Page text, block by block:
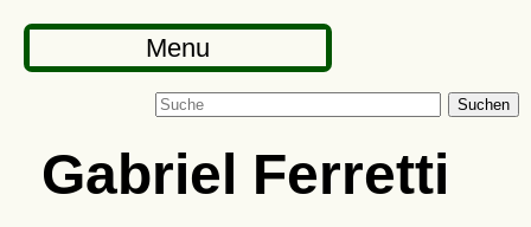
Menu
Suchen
Gabriel Ferretti